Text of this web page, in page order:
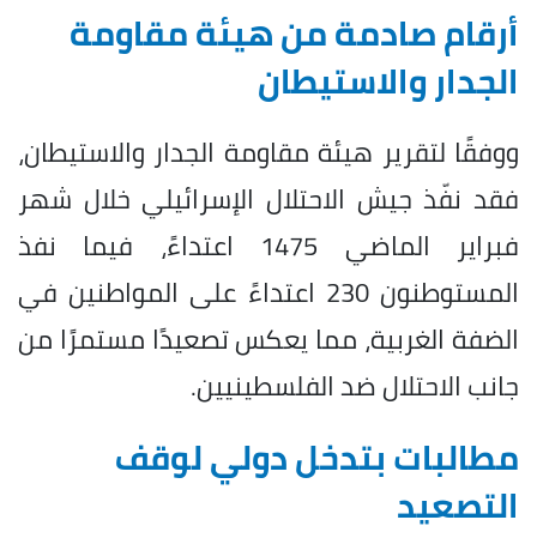
أرقام صادمة من هيئة مقاومة
الجدار والاستيطان
ووفقًا لتقرير هيئة مقاومة الجدار والاستيطان،
فقد نفّذ جيش الاحتلال الإسرائيلي خلال شهر
فبراير الماضي 1475 اعتداءً، فيما نفذ
المستوطنون 230 اعتداءً على المواطنين في
الضفة الغربية، مما يعكس تصعيدًا مستمرًا من
جانب الاحتلال ضد الفلسطينيين.
مطالبات بتدخل دولي لوقف
التصعيد